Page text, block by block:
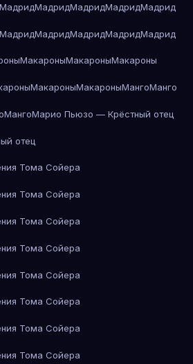
МадридМадридМадридМадридМадрид
МадридМадридМадридМадридМадрид
МакароныМакароныМакароны
МакароныМакароныМангоМанго
МангоМарио Пьюзо — Крёстный отец
отец
Тома Сойера
Тома Сойера
Тома Сойера
Тома Сойера
Тома Сойера
Тома Сойера
Тома Сойера
Тома Сойера